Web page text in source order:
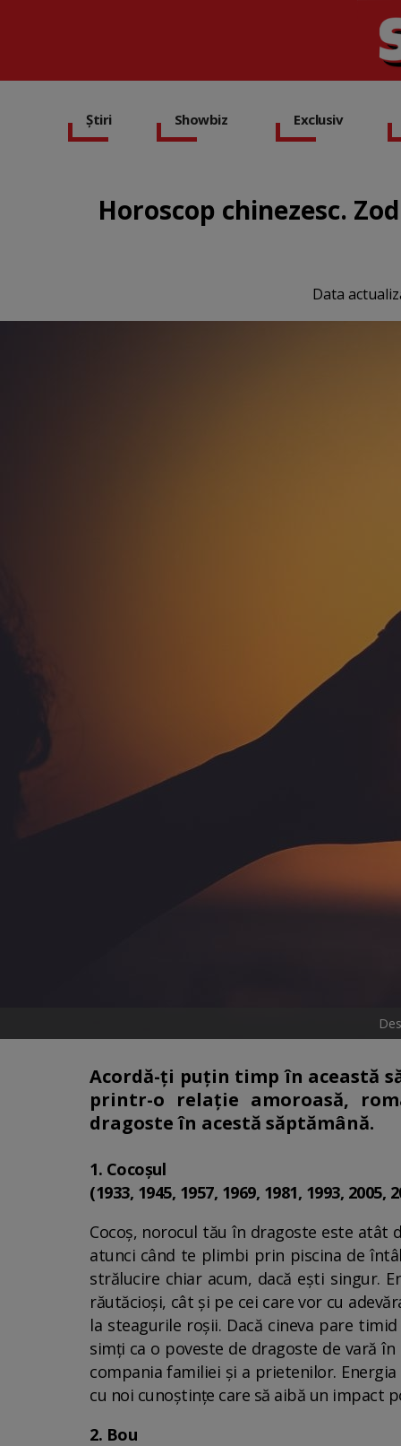
Știri Showbiz Exclusiv
Horoscop chinezesc.
Data
Acordă-ți puțin timp în această
printr-o relație amoroasă,
dragoste în acestă săptămână.
1. Cocoșul
(1933, 1945, 1957, 1969, 1981, 1993, 2005,
Cocoș, norocul tău în dragoste este atât
atunci când te plimbi prin piscina de
strălucire chiar acum, dacă ești singur.
răutăcioși, cât și pe cei care vor cu
la steagurile roșii. Dacă cineva pare
simți ca o poveste de dragoste de vară
compania familiei și a prietenilor.
cu noi cunoștințe care să aibă un impact
2. Bou